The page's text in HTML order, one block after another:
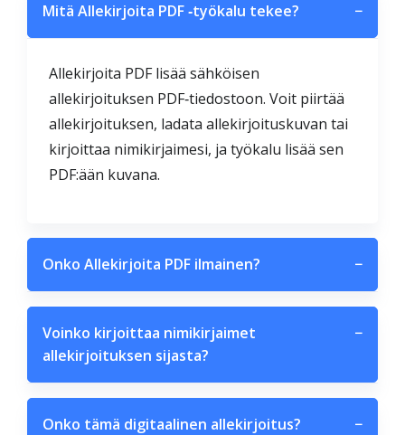
Mitä Allekirjoita PDF ‑työkalu tekee? −
Allekirjoita PDF lisää sähköisen
allekirjoituksen PDF‑tiedostoon. Voit piirtää
allekirjoituksen, ladata allekirjoituskuvan tai
kirjoittaa nimikirjaimesi, ja työkalu lisää sen
PDF:ään kuvana.
Onko Allekirjoita PDF ilmainen? −
Voinko kirjoittaa nimikirjaimet
allekirjoituksen sijasta?
−
Onko tämä digitaalinen allekirjoitus? −